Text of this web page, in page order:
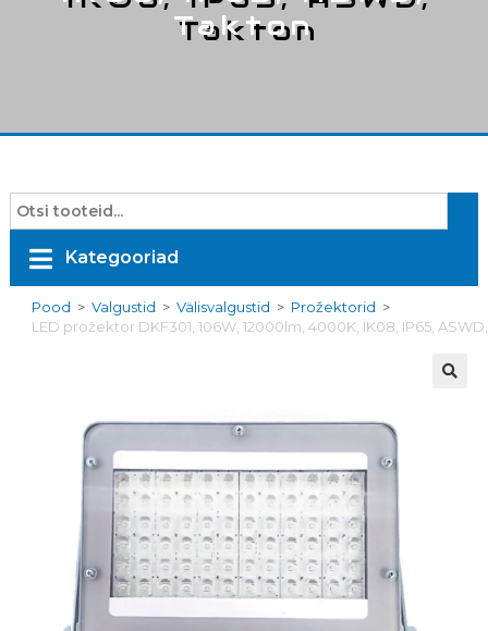
Takton
Kategooriad
Pood > Valgustid > Välisvalgustid > Prožektorid >
LED prožektor DKF301, 106W, 12000lm, 4000K, IK08, IP65,